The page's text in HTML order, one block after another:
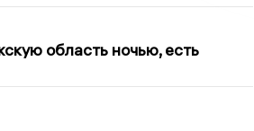
область ночью, есть